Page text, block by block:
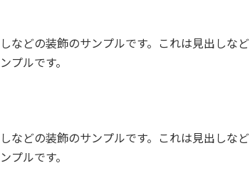
などの装飾のサンプルです。これは見出しなど
プルです。
などの装飾のサンプルです。これは見出しなど
プルです。